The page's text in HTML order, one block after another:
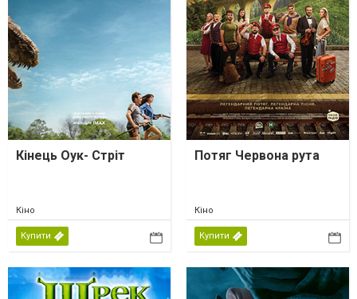
Кінець Оук- Стріт
Кіно
Купити
Потяг Червона рута
Кіно
Купити